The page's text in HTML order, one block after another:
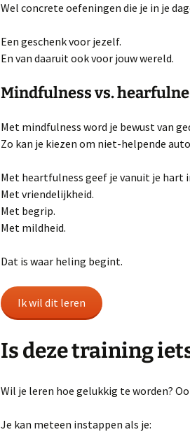
Wel concrete oefeningen die je in je
Een geschenk voor jezelf.
En van daaruit ook voor jouw wereld.
Mindfulness vs.
Met mindfulness word je bewust van
Zo kan je kiezen om niet-helpende
Met heartfulness geef je vanuit je hart
Met vriendelijkheid.
Met begrip.
Met mildheid.
Dat is waar heling begint.
Ik wil dit leren
Is deze training
Wil je leren hoe gelukkig te worden?
Je kan meteen instappen als je: